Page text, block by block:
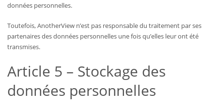
données personnelles.
Toutefois, AnotherView n’est pas responsable du traitement par ses
partenaires des données personnelles une fois qu’elles leur ont été
transmises.
Article 5 – Stockage des
données personnelles